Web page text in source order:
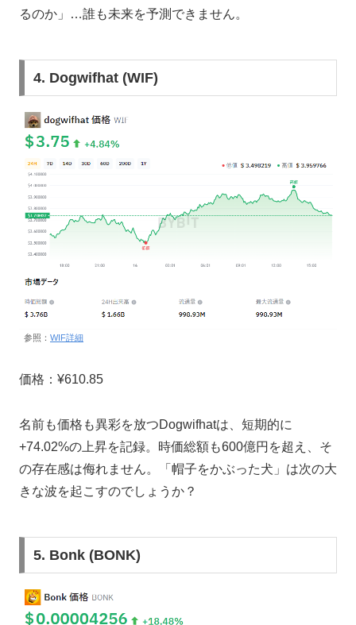
るのか」…誰も未来を予測できません。
4. Dogwifhat (WIF)
参照： WIF詳細
価格：¥610.85
名前も価格も異彩を放つDogwifhatは、短期的に
+74.02%の上昇を記録。時価総額も600億円を超え、そ
の存在感は侮れません。「帽子をかぶった犬」は次の大
きな波を起こすのでしょうか？
5. Bonk (BONK)